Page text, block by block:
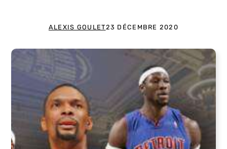
ALEXIS GOULET23 DÉCEMBRE 2020